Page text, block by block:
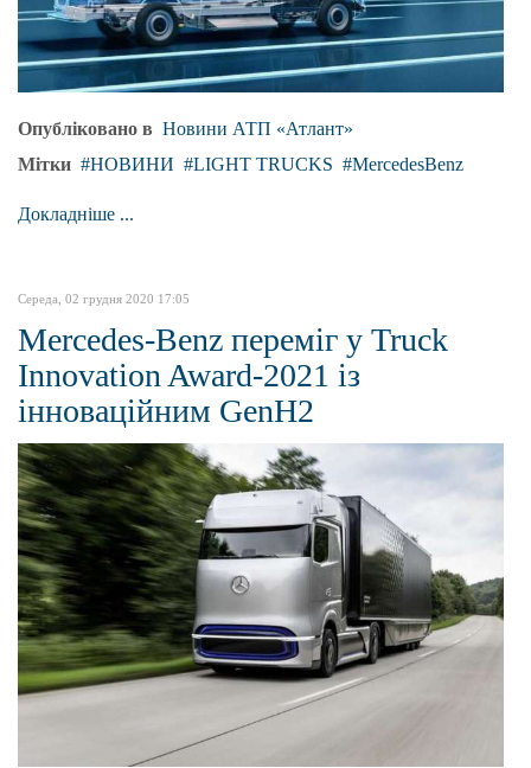
Опубліковано в Новини АТП «Атлант»
Мітки
НОВИНИ LIGHT TRUCKS MercedesBenz
Докладніше ...
Середа, 02 грудня 2020 17:05
Mercedes-Benz переміг у Truck
Innovation Award-2021 із
інноваційним GenH2